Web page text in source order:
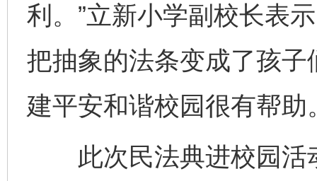
利。”立新小学副校长表
把抽象的法条变成了孩
建平安和谐校园很有帮助
此次民法典进校园活